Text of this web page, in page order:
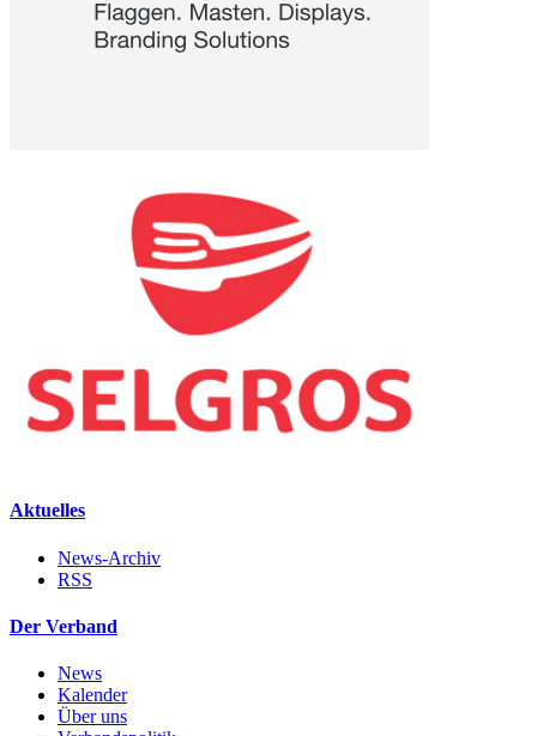
Aktuelles
News-Archiv
RSS
Der Verband
News
Kalender
Über uns